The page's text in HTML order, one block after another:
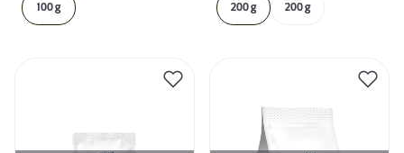
100 g 200 g 200 g